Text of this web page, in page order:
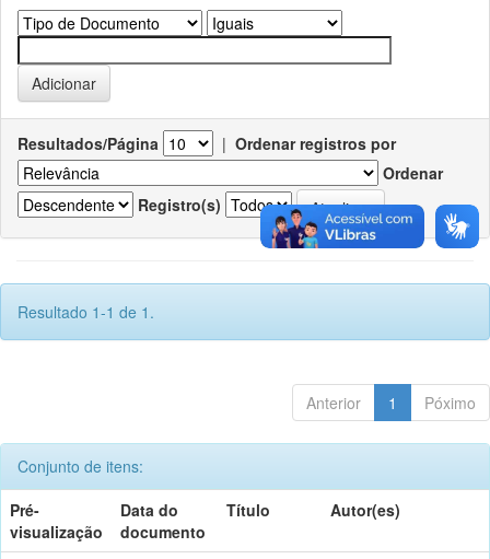
Resultados/Página | Ordenar registros por
Ordenar
Registro(s)
Resultado 1-1 de 1.
Anterior 1 Póximo
Conjunto de itens:
Pré-
visualização
Data do
documento
Título Autor(es)